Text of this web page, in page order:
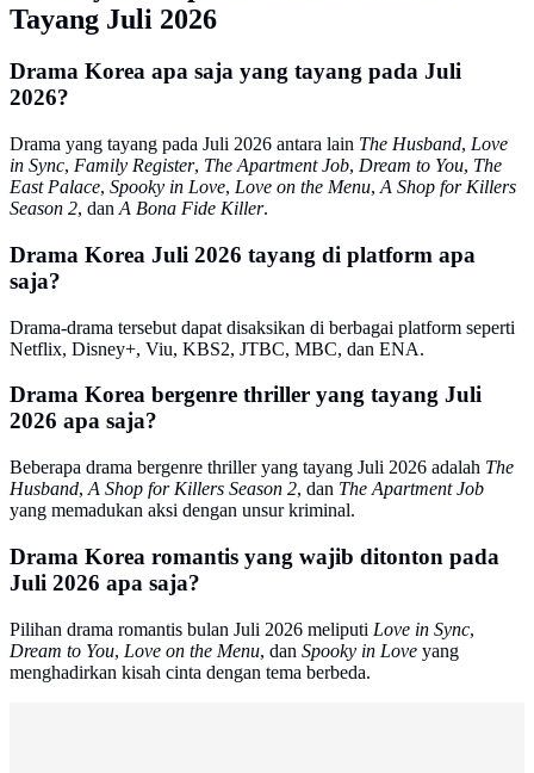
Tayang Juli 2026
Drama Korea apa saja yang tayang pada Juli
2026?
Drama yang tayang pada Juli 2026 antara lain The Husband, Love
in Sync, Family Register, The Apartment Job, Dream to You, The
East Palace, Spooky in Love, Love on the Menu, A Shop for Killers
Season 2, dan A Bona Fide Killer.
Drama Korea Juli 2026 tayang di platform apa
saja?
Drama-drama tersebut dapat disaksikan di berbagai platform seperti
Netflix, Disney+, Viu, KBS2, JTBC, MBC, dan ENA.
Drama Korea bergenre thriller yang tayang Juli
2026 apa saja?
Beberapa drama bergenre thriller yang tayang Juli 2026 adalah The
Husband, A Shop for Killers Season 2, dan The Apartment Job
yang memadukan aksi dengan unsur kriminal.
Drama Korea romantis yang wajib ditonton pada
Juli 2026 apa saja?
Pilihan drama romantis bulan Juli 2026 meliputi Love in Sync,
Dream to You, Love on the Menu, dan Spooky in Love yang
menghadirkan kisah cinta dengan tema berbeda.